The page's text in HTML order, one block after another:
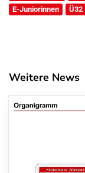
E-Juniorinnen
Ü32
Weitere News